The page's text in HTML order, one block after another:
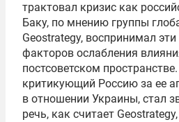
трактовал кризис как
Баку, по мнению группы
Geostrategy, воспринимал
факторов ослабления
постсоветском
критикующий Россию за ее
в отношении Украины, стал
речь, как считает